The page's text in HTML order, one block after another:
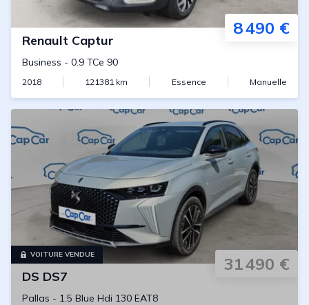
8 490 €
Renault Captur
Business - 0.9 TCe 90
2018 121381 km Essence Manuelle
VOITURE VENDUE 31 490 €
DS DS7
Pallas - 1.5 Blue Hdi 130 EAT8